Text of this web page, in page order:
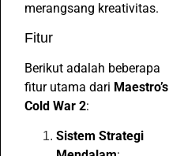
merangsang kreativitas.
Fitur
Berikut adalah beberapa
fitur utama dari Maestro’s
Cold War 2:
Sistem Strategi